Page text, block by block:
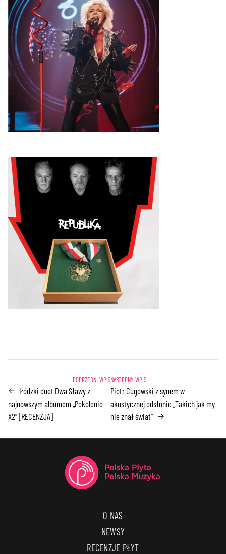
← Łódzki duet Dwa Sławy z
najnowszym albumem „Pokolenie
X2” [RECENZJA]
Piotr Cugowski z synem w
akustycznej odsłonie „Takich jak my
nie znał świat” →
O NAS
NEWSY
RECENZJE PŁYT